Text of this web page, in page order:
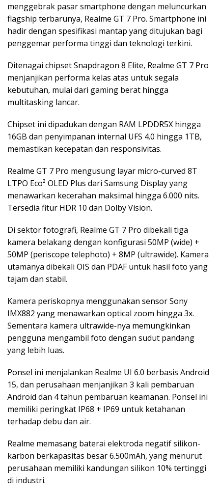
menggebrak pasar smartphone dengan meluncurkan
flagship terbarunya, Realme GT 7 Pro. Smartphone ini
hadir dengan spesifikasi mantap yang ditujukan bagi
penggemar performa tinggi dan teknologi terkini.
Ditenagai chipset Snapdragon 8 Elite, Realme GT 7 Pro
menjanjikan performa kelas atas untuk segala
kebutuhan, mulai dari gaming berat hingga
multitasking lancar.
Chipset ini dipadukan dengan RAM LPDDR5X hingga
16GB dan penyimpanan internal UFS 4.0 hingga 1TB,
memastikan kecepatan dan responsivitas.
Realme GT 7 Pro mengusung layar micro-curved 8T
LTPO Eco² OLED Plus dari Samsung Display yang
menawarkan kecerahan maksimal hingga 6.000 nits.
Tersedia fitur HDR 10 dan Dolby Vision.
Di sektor fotografi, Realme GT 7 Pro dibekali tiga
kamera belakang dengan konfigurasi 50MP (wide) +
50MP (periscope telephoto) + 8MP (ultrawide). Kamera
utamanya dibekali OIS dan PDAF untuk hasil foto yang
tajam dan stabil.
Kamera periskopnya menggunakan sensor Sony
IMX882 yang menawarkan optical zoom hingga 3x.
Sementara kamera ultrawide-nya memungkinkan
pengguna mengambil foto dengan sudut pandang
yang lebih luas.
Ponsel ini menjalankan Realme UI 6.0 berbasis Android
15, dan perusahaan menjanjikan 3 kali pembaruan
Android dan 4 tahun pembaruan keamanan. Ponsel ini
memiliki peringkat IP68 + IP69 untuk ketahanan
terhadap debu dan air.
Realme memasang baterai elektroda negatif silikon-
karbon berkapasitas besar 6.500mAh, yang menurut
perusahaan memiliki kandungan silikon 10% tertinggi
di industri.